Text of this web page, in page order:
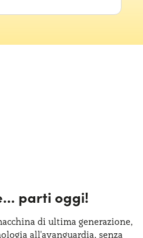
parti oggi!
di ultima generazione,
all'avanguardia, senza